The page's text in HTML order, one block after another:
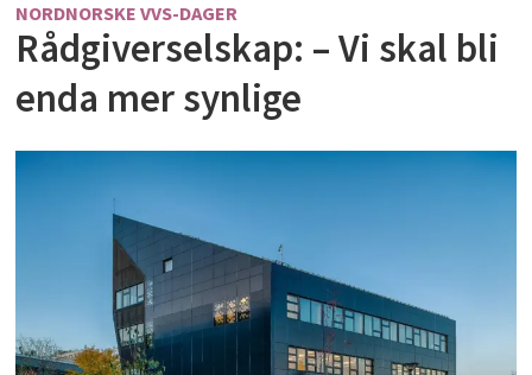
NORDNORSKE VVS-DAGER
Rådgiverselskap: – Vi skal bli
enda mer synlige